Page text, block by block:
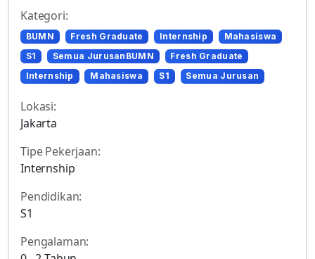
Kategori:
BUMN Fresh Graduate Internship
Mahasiswa
S1
Semua JurusanBUMN
Fresh Graduate
Internship
Mahasiswa S1 Semua Jurusan
Lokasi:
Jakarta
Tipe Pekerjaan:
Internship
Pendidikan:
S1
Pengalaman: